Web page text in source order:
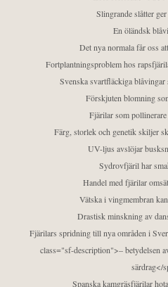
Slingrande slåtter
En öländsk
Det nya normala får oss
Fortplantningsproblem hos
Svenska svartfläckiga
Förskjuten blomning
Fjärilar som
Färg, storlek och genetik skiljer
UV-ljus avslöjar
Sydrovfjäril har
Handel med fjärilar
Vätska i vingmembran
Drastisk minskning av
Fjärilars spridning till nya områden i
class="sf-description">– betydelsen
särdrag</
Spanska kamgräsfjärilar